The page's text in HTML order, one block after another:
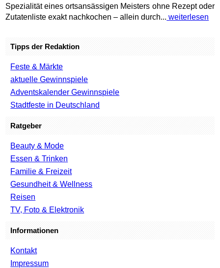
Spezialität eines ortsansässigen Meisters ohne Rezept oder
Zutatenliste exakt nachkochen – allein durch... weiterlesen
Tipps der Redaktion
Feste & Märkte
aktuelle Gewinnspiele
Adventskalender Gewinnspiele
Stadtfeste in Deutschland
Ratgeber
Beauty & Mode
Essen & Trinken
Familie & Freizeit
Gesundheit & Wellness
Reisen
TV, Foto & Elektronik
Informationen
Kontakt
Impressum